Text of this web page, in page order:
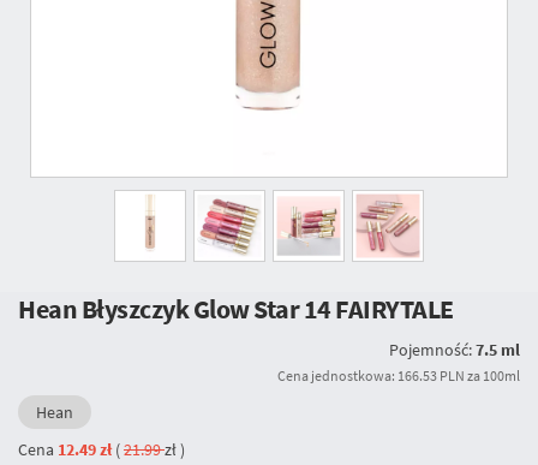
Hean Błyszczyk Glow Star14 FAIRYTALE
Pojemność:7.5 ml
Cena jednostkowa: 166.53 PLN za 100ml
Hean
Cena 12.49 zł(21.99zł)